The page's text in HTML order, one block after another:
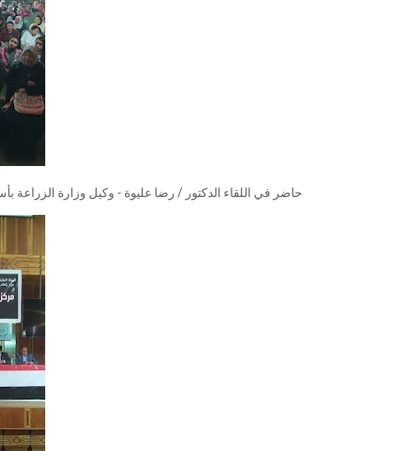
حاضر في اللقاء الدكتور / رضا عليوة - وكيل وزارة الزراعة